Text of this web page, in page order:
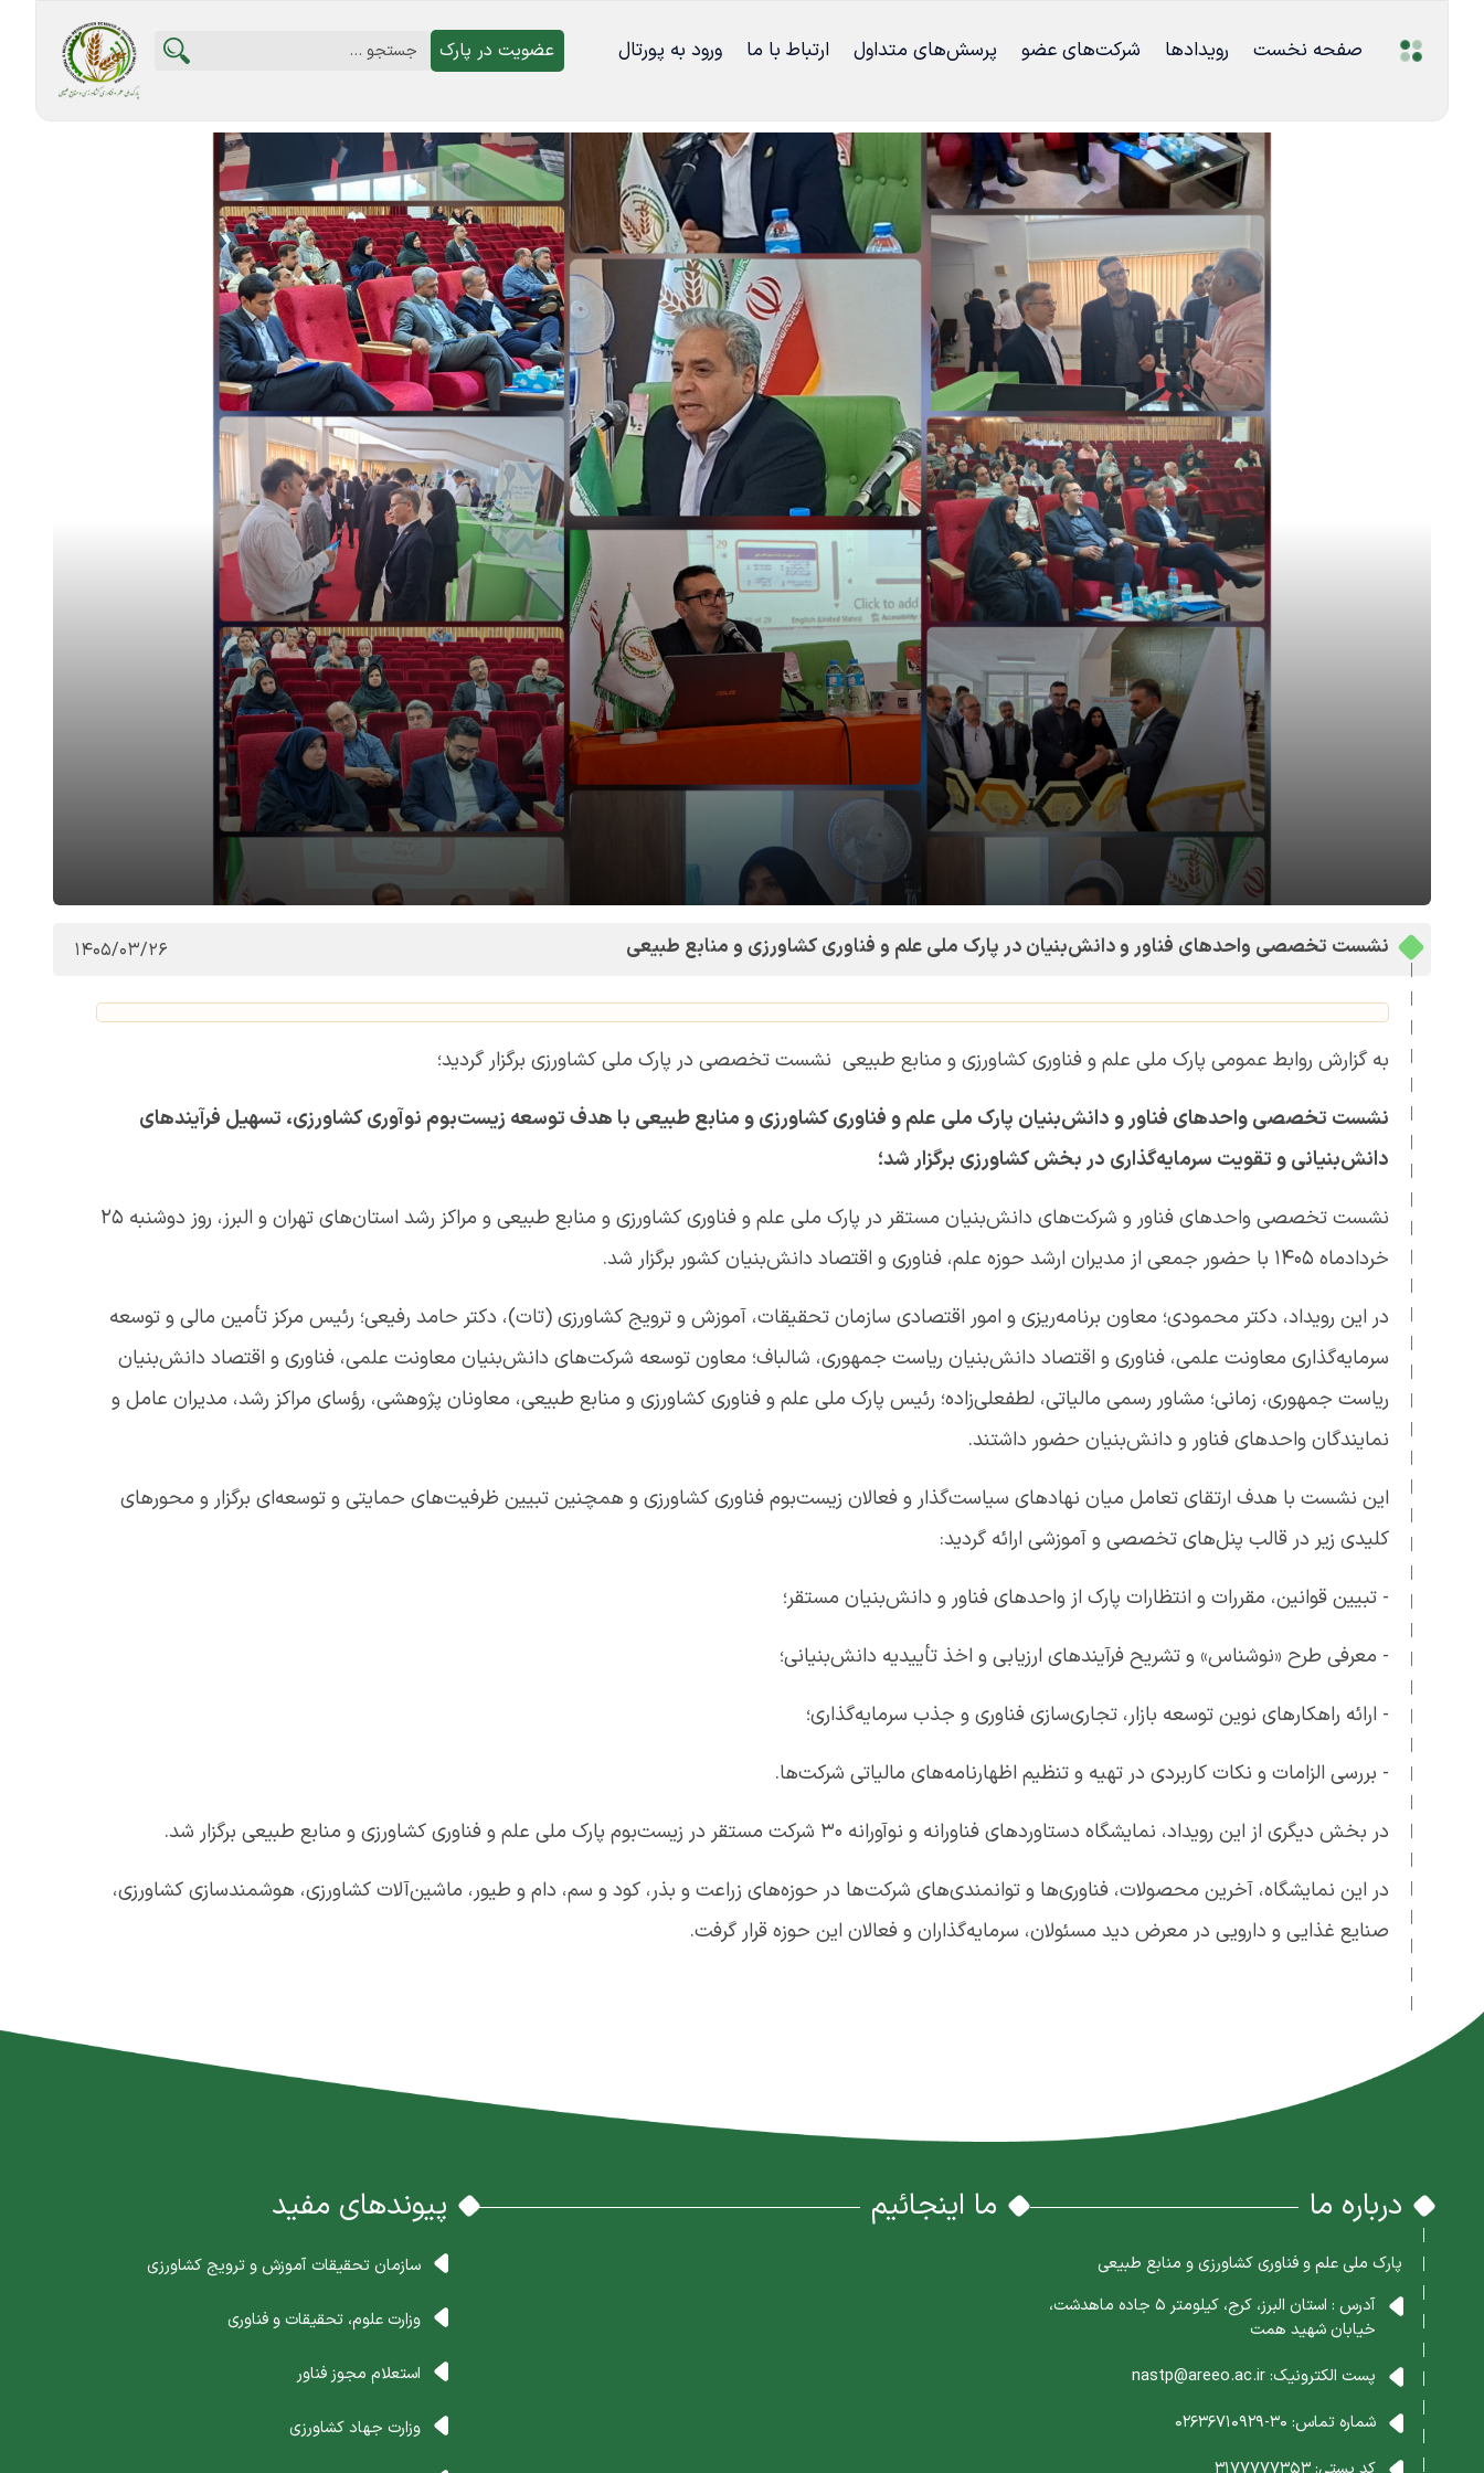
صفحه نخست رویدادها شرکت‌های عضو پرسش‌‌های متداول ارتباط با ما ورود به پورتال عضویت در پارک
نشست تخصصی واحدهای فناور و دانش‌بنیان در پارک ملی علم و فناوری کشاورزی و منابع طبیعی 1405/03/26
به گزارش روابط عمومی پارک ملی علم و فناوری کشاورزی و منابع طبیعی نشست تخصصی در پارک ملی کشاورزی برگزار گردید؛
نشست تخصصی واحدهای فناور و دانش‌بنیان پارک ملی علم و فناوری کشاورزی و منابع طبیعی با هدف توسعه زیست‌بوم نوآوری کشاورزی، تسهیل فرآیندهای
دانش‌بنیانی و تقویت سرمایه‌گذاری در بخش کشاورزی برگزار شد؛
نشست تخصصی واحدهای فناور و شرکت‌های دانش‌بنیان مستقر در پارک ملی علم و فناوری کشاورزی و منابع طبیعی و مراکز رشد استان‌های تهران و البرز، روز دوشنبه 25
خردادماه 1405 با حضور جمعی از مدیران ارشد حوزه علم، فناوری و اقتصاد دانش‌بنیان کشور برگزار شد.
در این رویداد، دکتر محمودی؛ معاون برنامه‌ریزی و امور اقتصادی سازمان تحقیقات، آموزش و ترویج کشاورزی (تات)، دکتر حامد رفیعی؛ رئیس مرکز تأمین مالی و توسعه
سرمایه‌گذاری معاونت علمی، فناوری و اقتصاد دانش‌بنیان ریاست جمهوری، شالباف؛ معاون توسعه شرکت‌های دانش‌بنیان معاونت علمی، فناوری و اقتصاد دانش‌بنیان
ریاست جمهوری، زمانی؛ مشاور رسمی مالیاتی، لطفعلی‌زاده؛ رئیس پارک ملی علم و فناوری کشاورزی و منابع طبیعی، معاونان پژوهشی، رؤسای مراکز رشد، مدیران عامل و
نمایندگان واحدهای فناور و دانش‌بنیان حضور داشتند.
این نشست با هدف ارتقای تعامل میان نهادهای سیاست‌گذار و فعالان زیست‌بوم فناوری کشاورزی و همچنین تبیین ظرفیت‌های حمایتی و توسعه‌ای برگزار و محورهای
کلیدی زیر در قالب پنل‌های تخصصی و آموزشی ارائه گردید:
- تبیین قوانین، مقررات و انتظارات پارک از واحدهای فناور و دانش‌بنیان مستقر؛
- معرفی طرح «نوشناس» و تشریح فرآیندهای ارزیابی و اخذ تأییدیه دانش‌بنیانی؛
- ارائه راهکارهای نوین توسعه بازار، تجاری‌سازی فناوری و جذب سرمایه‌گذاری؛
- بررسی الزامات و نکات کاربردی در تهیه و تنظیم اظهارنامه‌های مالیاتی شرکت‌ها.
در بخش دیگری از این رویداد، نمایشگاه دستاوردهای فناورانه و نوآورانه 30 شرکت مستقر در زیست‌بوم پارک ملی علم و فناوری کشاورزی و منابع طبیعی برگزار شد.
در این نمایشگاه، آخرین محصولات، فناوری‌ها و توانمندی‌های شرکت‌ها در حوزه‌های زراعت و بذر، کود و سم، دام و طیور، ماشین‌آلات کشاورزی، هوشمندسازی کشاورزی،
صنایع غذایی و دارویی در معرض دید مسئولان، سرمایه‌گذاران و فعالان این حوزه قرار گرفت.
درباره ما
پارک ملی علم و فناوری کشاورزی و منابع طبیعی
آدرس : استان البرز، کرج، کیلومتر 5 جاده ماهدشت،
خیابان شهید همت
پست الکترونیک:nastp@areeo.ac.ir
شماره تماس: 30-02636710929
ما اینجائیم پیوندهای مفید
سازمان تحقیقات آموزش و ترویج کشاورزی
وزارت علوم، تحقیقات و فناوری
استعلام مجوز فناور
وزارت جهاد کشاورزی